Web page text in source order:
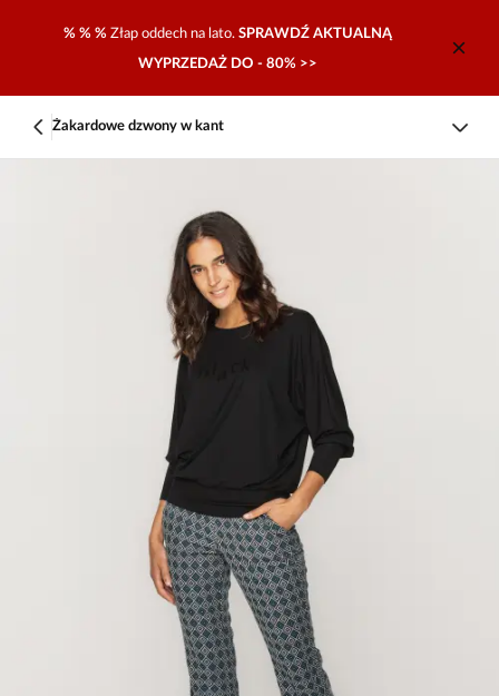
% % % Złap oddech na lato. SPRAWDŹ AKTUALNĄ
WYPRZEDAŻ DO - 80% >>
Żakardowe dzwony w kant